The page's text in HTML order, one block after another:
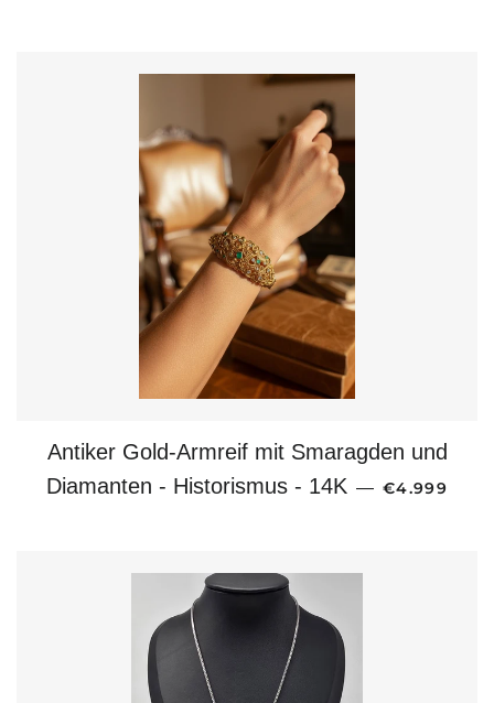
Antiker Gold-Armreif mit Smaragden und
Diamanten - Historismus - 14K — NORMALER
€4.999